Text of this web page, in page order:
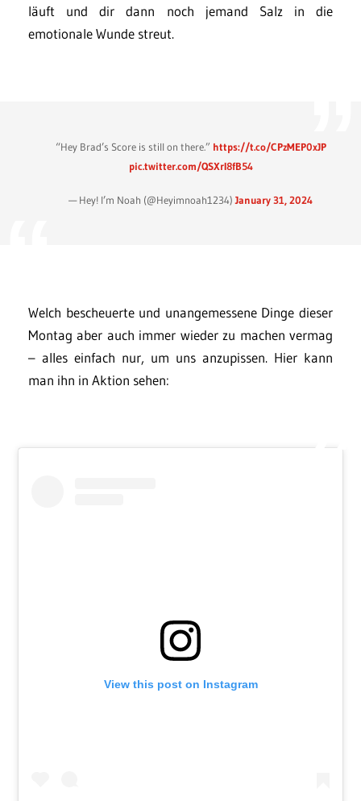
läuft und dir dann noch jemand Salz in die
emotionale Wunde streut.
“Hey Brad’s Score is still on there.” https://t.co/CPzMEP0xJP
pic.twitter.com/QSXrI8fB54
— Hey! I’m Noah (@Heyimnoah1234)January 31, 2024
Welch bescheuerte und unangemessene Dinge dieser
Montag aber auch immer wieder zu machen vermag
– alles einfach nur, um uns anzupissen. Hier kann
man ihn in Aktion sehen:
View this post on Instagram